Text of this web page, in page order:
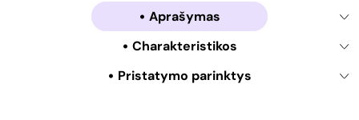
Aprašymas
Charakteristikos
Pristatymo parinktys